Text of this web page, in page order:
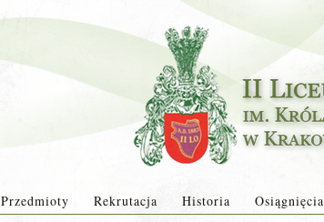
Przedmioty Rekrutacja Historia Osiągnięcia